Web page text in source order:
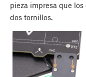
pieza impresa que
dos tornillos.